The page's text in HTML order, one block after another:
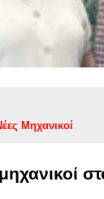
Μηχανικοί